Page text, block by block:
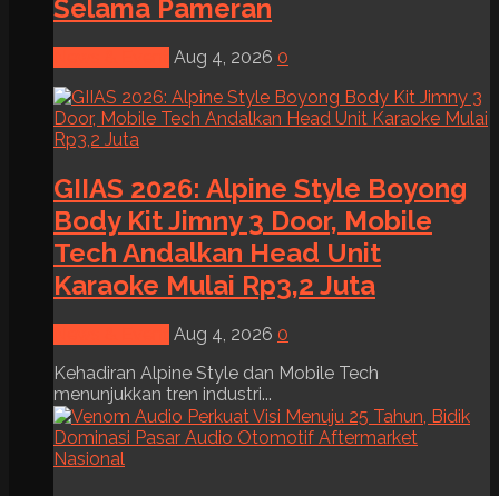
Selama Pameran
Aug 4, 2026 0
GIIAS 2026: Alpine Style Boyong
Body Kit Jimny 3 Door, Mobile
Tech Andalkan Head Unit
Karaoke Mulai Rp3,2 Juta
Aug 4, 2026 0
Kehadiran Alpine Style dan Mobile Tech
menunjukkan tren industri...